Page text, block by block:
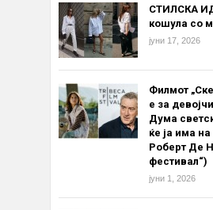
СТИЛСКА
кошула со
јуни 17, 2026
Филмот
е за
Дума
ќе ја има
Роберт Де
фестивал“)
јуни 1, 2026